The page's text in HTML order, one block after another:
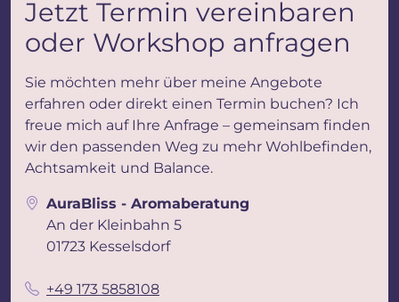
Jetzt Termin vereinbaren
oder Workshop anfragen
Sie möchten mehr über meine Angebote
erfahren oder direkt einen Termin buchen? Ich
freue mich auf Ihre Anfrage – gemeinsam finden
wir den passenden Weg zu mehr Wohlbefinden,
Achtsamkeit und Balance.
AuraBliss - Aromaberatung
An der Kleinbahn 5
01723 Kesselsdorf
+49 173 5858108